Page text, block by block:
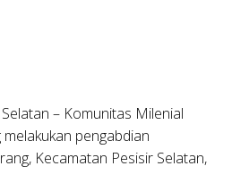
– Komunitas Milenial
pengabdian
Kecamatan Pesisir Selatan,